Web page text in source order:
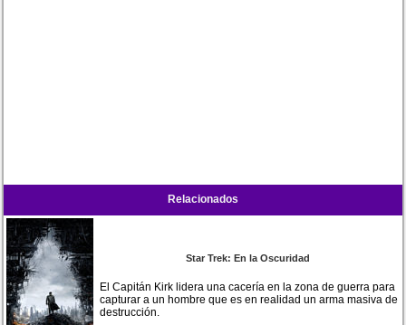
Relacionados
Star Trek: En la Oscuridad
El Capitán Kirk lidera una cacería en la zona de guerra para
capturar a un hombre que es en realidad un arma masiva de
destrucción.